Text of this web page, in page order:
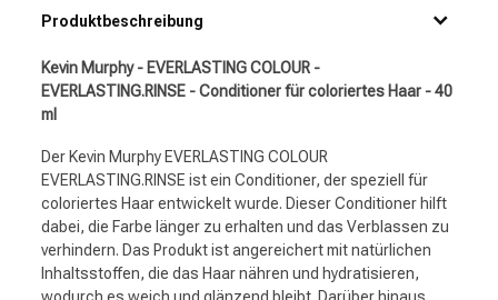
Produktbeschreibung
Kevin Murphy - EVERLASTING COLOUR -
EVERLASTING.RINSE - Conditioner für coloriertes Haar - 40
ml
Der Kevin Murphy EVERLASTING COLOUR
EVERLASTING.RINSE ist ein Conditioner, der speziell für
coloriertes Haar entwickelt wurde. Dieser Conditioner hilft
dabei, die Farbe länger zu erhalten und das Verblassen zu
verhindern. Das Produkt ist angereichert mit natürlichen
Inhaltsstoffen, die das Haar nähren und hydratisieren,
wodurch es weich und glänzend bleibt. Darüber hinaus